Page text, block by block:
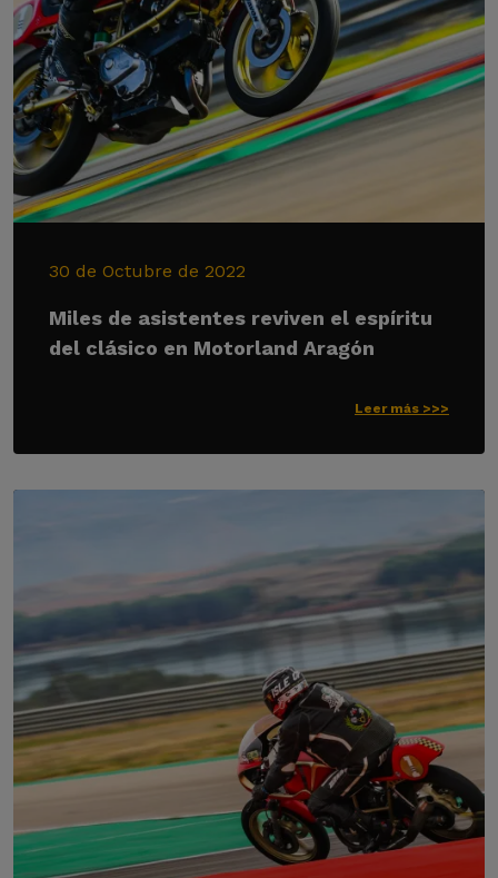
30 de Octubre de 2022
Miles de asistentes reviven el espíritu
del clásico en Motorland Aragón
Leer más >>>